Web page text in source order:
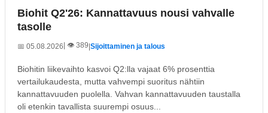
Biohit Q2'26: Kannattavuus nousi vahvalle
tasolle
📅 05.08.2026 | 👁️ 389|Sijoittaminen ja talous
Biohitin liikevaihto kasvoi Q2:lla vajaat 6% prosenttia
vertailukaudesta, mutta vahvempi suoritus nähtiin
kannattavuuden puolella. Vahvan kannattavuuden taustalla
oli etenkin tavallista suurempi osuus...